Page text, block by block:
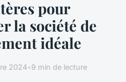
pour
la société de
idéale
2024•9 min de lecture